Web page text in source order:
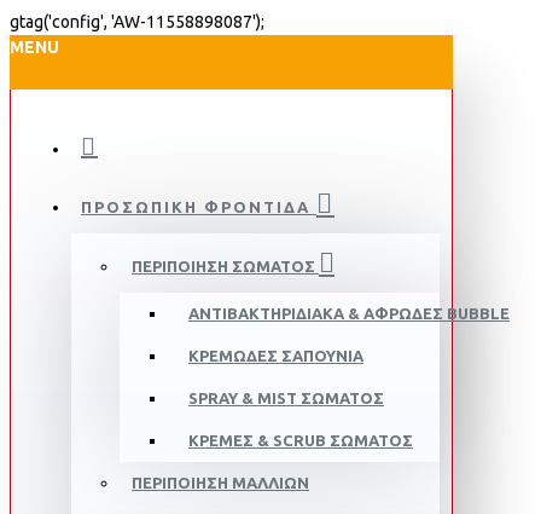
gtag('config', 'AW-11558898087');
MENU
ΠΡΟΣΩΠΙΚΉ ΦΡΟΝΤΊΔΑ
ΠΕΡΙΠΟΊΗΣΗ ΣΏΜΑΤΟΣ
ΑΝΤΙΒΑΚΤΗΡΙΔΙΑΚΆ & ΑΦΡΏΔΕΣ BUBBLE
ΚΡΕΜΏΔΕΣ ΣΑΠΟΎΝΙΑ
SPRAY & MIST ΣΏΜΑΤΟΣ
ΚΡΈΜΕΣ & SCRUB ΣΏΜΑΤΟΣ
ΠΕΡΙΠΟΊΗΣΗ ΜΑΛΛΙΏΝ